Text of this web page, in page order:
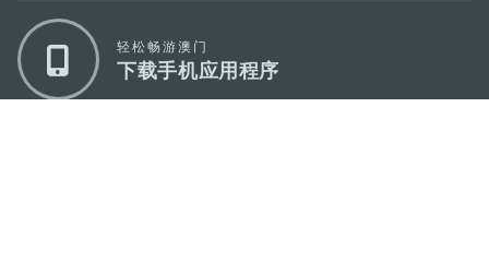
轻松畅游澳门
下载手机应用程序